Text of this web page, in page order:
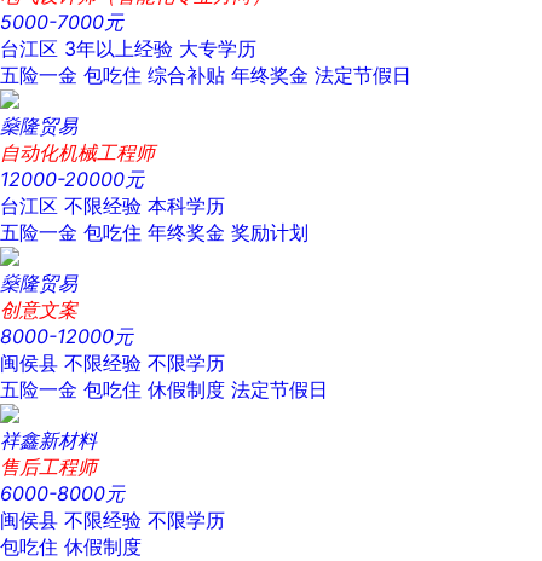
5000-7000元
台江区 3年以上经验 大专学历
五险一金 包吃住 综合补贴 年终奖金 法定节假日
燊隆贸易
自动化机械工程师
12000-20000元
台江区 不限经验 本科学历
五险一金 包吃住 年终奖金 奖励计划
燊隆贸易
创意文案
8000-12000元
闽侯县 不限经验 不限学历
五险一金 包吃住 休假制度 法定节假日
祥鑫新材料
售后工程师
6000-8000元
闽侯县 不限经验 不限学历
包吃住 休假制度